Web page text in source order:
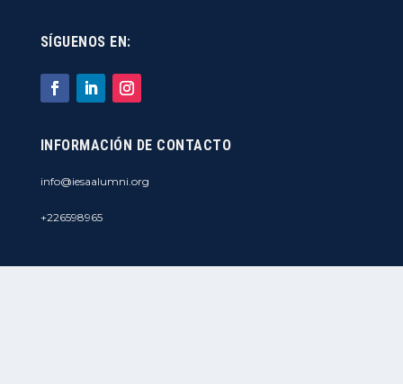
SÍGUENOS EN:
INFORMACIÓN DE CONTACTO
info@iesaalumni.org
+226598965